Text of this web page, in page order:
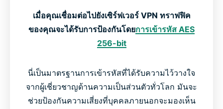
ผู้ใช้งาน Roku กล่าวถึง VPN ของเราอย่างไรบ้าง
คำถามที่พบบ่อยเกี่ยวกับ VPN สำหรับ Roku
เมื่อคุณเชื่อมต่อไปยังเซิร์ฟเวอร์ VPN ทราฟฟิค
ของคุณจะได้รับการป้องกันโดยการเข้ารหัส AES
256-bit
นี่เป็นมาตรฐานการเข้ารหัสที่ได้รับความไว้วางใจ
จากผู้เชี่ยวชาญด้านความเป็นส่วนตัวทั่วโลก มันจะ
ช่วยป้องกันความเสี่ยงที่บุคคลภายนอกจะมองเห็น